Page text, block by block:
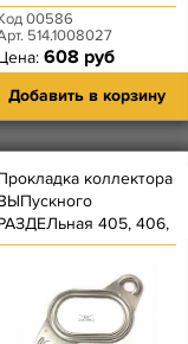
00586
514.1008027
608 руб
Добавить в корзину
коллектора
405, 406,
ЕВРО-2 ЗАВОД